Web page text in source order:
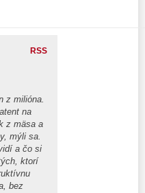
RSS
z milióna.
na
z mäsa a
mýli sa.
a čo si
ktorí
bez